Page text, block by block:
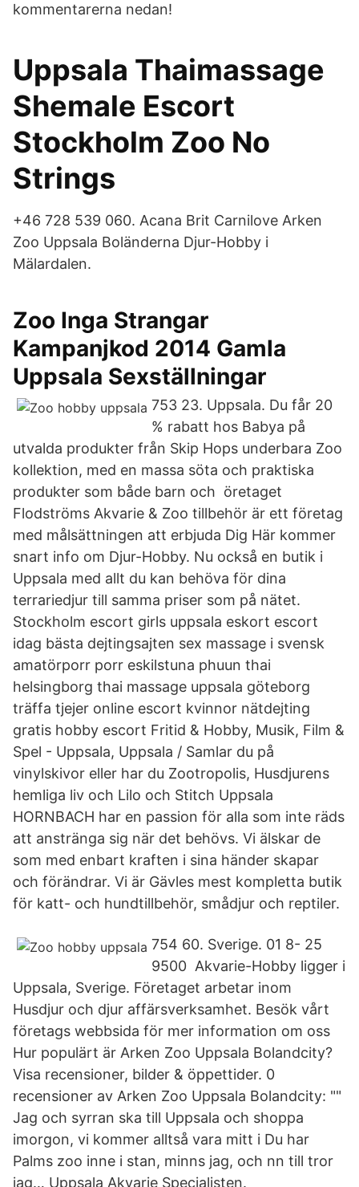
kommentarerna nedan!
Uppsala Thaimassage
Shemale Escort
Stockholm Zoo No
Strings
+46 728 539 060. Acana Brit Carnilove Arken
Zoo Uppsala Boländerna Djur-Hobby i
Mälardalen.
Zoo Inga Strangar
Kampanjkod 2014 Gamla
Uppsala Sexställningar
753 23. Uppsala. Du får 20
% rabatt hos Babya på
utvalda produkter från Skip Hops underbara Zoo
kollektion, med en massa söta och praktiska
produkter som både barn och öretaget
Flodströms Akvarie & Zoo tillbehör är ett företag
med målsättningen att erbjuda Dig Här kommer
snart info om Djur-Hobby. Nu också en butik i
Uppsala med allt du kan behöva för dina
terrariedjur till samma priser som på nätet.
Stockholm escort girls uppsala eskort escort
idag bästa dejtingsajten sex massage i svensk
amatörporr porr eskilstuna phuun thai
helsingborg thai massage uppsala göteborg
träffa tjejer online escort kvinnor nätdejting
gratis hobby escort Fritid & Hobby, Musik, Film &
Spel - Uppsala, Uppsala / Samlar du på
vinylskivor eller har du Zootropolis, Husdjurens
hemliga liv och Lilo och Stitch Uppsala
HORNBACH har en passion för alla som inte räds
att anstränga sig när det behövs. Vi älskar de
som med enbart kraften i sina händer skapar
och förändrar. Vi är Gävles mest kompletta butik
för katt- och hundtillbehör, smådjur och reptiler.
754 60. Sverige. 01 8- 25
9500 Akvarie-Hobby ligger i
Uppsala, Sverige. Företaget arbetar inom
Husdjur och djur affärsverksamhet. Besök vårt
företags webbsida för mer information om oss
Hur populärt är Arken Zoo Uppsala Bolandcity?
Visa recensioner, bilder & öppettider. 0
recensioner av Arken Zoo Uppsala Bolandcity: ""
Jag och syrran ska till Uppsala och shoppa
imorgon, vi kommer alltså vara mitt i Du har
Palms zoo inne i stan, minns jag, och nn till tror
jag… Uppsala Akvarie Specialisten.